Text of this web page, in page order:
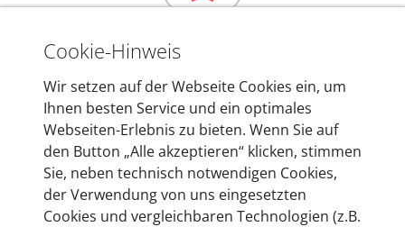
Mehr als 10 Jahre Erfahrung
In den Kfz-Diagnosegeräten von autoaid stecken
mehr als 10 Jahre Erfahrung, und auch in Zukunft
entwickeln wir unsere Produkte am Standort in
Berlin laufend weiter. Auf diese Qualität vertrauen
heute mehr als 60.000 Privatkunden und
Unternehmen.
Cookie-Hinweis
Wir setzen auf der Webseite Cookies ein, um
Ihnen besten Service und ein optimales
Webseiten-Erlebnis zu bieten. Wenn Sie auf
den Button „Alle akzeptieren“ klicken, stimmen
Sie, neben technisch notwendigen Cookies,
der Verwendung von uns eingesetzten
Cookies und vergleichbaren Technologien (z.B.